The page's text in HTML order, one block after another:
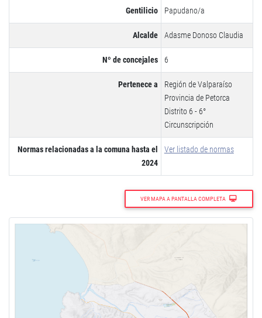
Gentilicio Papudano/a
Alcalde Adasme Donoso Claudia
Nº de concejales 6
Pertenece a
Región de Valparaíso
Provincia de Petorca
Distrito 6 - 6°
Circunscripción
Normas relacionadas a la comuna hasta el
2024
Ver listado de normas
VER MAPA A PANTALLA COMPLETA